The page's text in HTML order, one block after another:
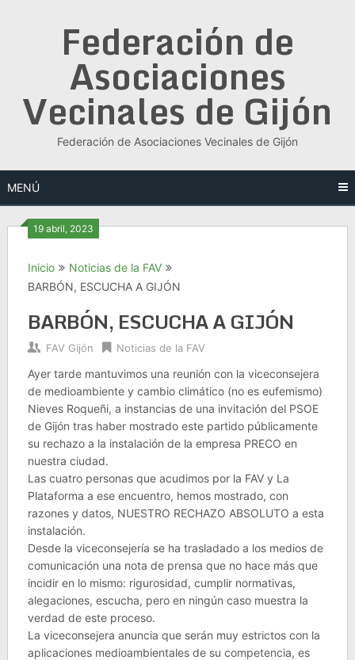
Federación de
Asociaciones
Vecinales de Gijón
Federación de Asociaciones Vecinales de Gijón
MENÚ
19 abril, 2023
Inicio
Noticias de la FAV
BARBÓN, ESCUCHA A GIJÓN
BARBÓN, ESCUCHA A GIJÓN
FAV Gijón Noticias de la FAV
Ayer tarde mantuvimos una reunión con la viceconsejera
de medioambiente y cambio climático (no es eufemismo)
Nieves Roqueñi, a instancias de una invitación del PSOE
de Gijón tras haber mostrado este partido públicamente
su rechazo a la instalación de la empresa PRECO en
nuestra ciudad.
Las cuatro personas que acudimos por la FAV y La
Plataforma a ese encuentro, hemos mostrado, con
razones y datos, NUESTRO RECHAZO ABSOLUTO a esta
instalación.
Desde la viceconsejería se ha trasladado a los medios de
comunicación una nota de prensa que no hace más que
incidir en lo mismo: rigurosidad, cumplir normativas,
alegaciones, escucha, pero en ningún caso muestra la
verdad de este proceso.
La viceconsejera anuncia que serán muy estrictos con la
aplicaciones medioambientales de su competencia, es